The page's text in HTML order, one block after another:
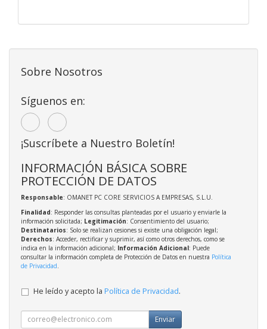
Sobre Nosotros
Síguenos en:
¡Suscríbete a Nuestro Boletín!
INFORMACIÓN BÁSICA SOBRE
PROTECCIÓN DE DATOS
Responsable: OMANET PC CORE SERVICIOS A EMPRESAS, S.L.U.
Finalidad: Responder las consultas planteadas por el usuario y enviarle la
información solicitada; Legitimación: Consentimiento del usuario;
Destinatarios: Solo se realizan cesiones si existe una obligación legal;
Derechos: Acceder, rectificar y suprimir, así como otros derechos, como se
indica en la información adicional; Información Adicional: Puede
consultar la información completa de Protección de Datos en nuestra Política
de Privacidad
He leído y acepto la Política de Privacidad.
Enviar